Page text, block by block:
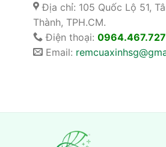
Địa chỉ: 105 Quốc Lộ 51,
Thành, TPH.CM.
Điện thoại: 0964.467.727
Email: